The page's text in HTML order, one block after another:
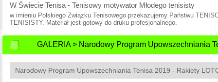
Babolat Partnerem Sprzętowym Programu Tenis10 PZT
Babolat został partnerem sprzętowym programu Tenis10 Polskiego
promujemy tenis wśród dzieciaków!
GALERIA > Narodowy Program Upowszechniania
Narodowy Program Upowszechniania Tenisa 2019 - Rakiety